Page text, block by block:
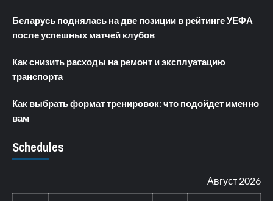
Беларусь поднялась на две позиции в рейтинге УЕФА
после успешных матчей клубов
Как снизить расходы на ремонт и эксплуатацию
транспорта
Как выбрать формат тренировок: что подойдет именно
вам
Schedules
Август 2026